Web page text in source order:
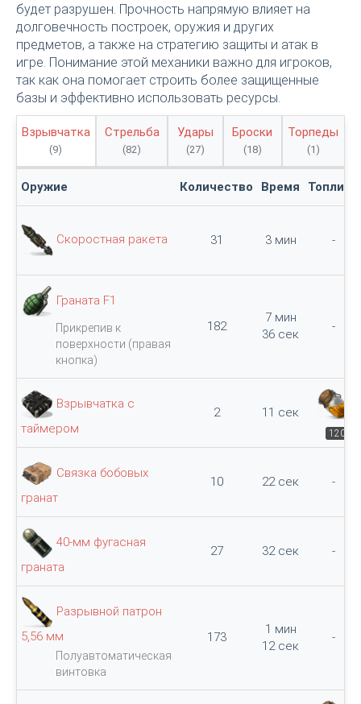
будет разрушен. Прочность напрямую влияет на
долговечность построек, оружия и других
предметов, а также на стратегию защиты и атак в
игре. Понимание этой механики важно для игроков,
так как она помогает строить более защищенные
базы и эффективно использовать ресурсы.
Взрывчатка
(9)
Стрельба
(82)
Удары
(27)
Броски
(18)
Торпеды
(1)
Оружие Количество Время Топливо
Скоростная ракета 31 3 мин -
Граната F1
Прикрепив к
поверхности (правая
кнопка)
182
7 мин
36 сек
-
Взрывчатка с
таймером
2 11 сек
120
Связка бобовых
гранат
10 22 сек -
40-мм фугасная
граната
27 32 сек -
Разрывной патрон
5,56 мм
Полуавтоматическая
винтовка
173
1 мин
12 сек
-